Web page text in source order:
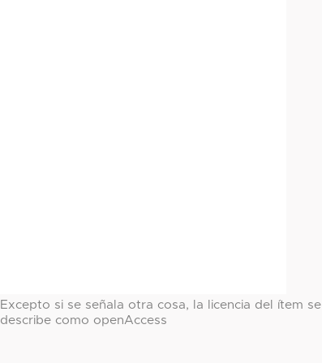
Excepto si se señala otra cosa, la licencia del ítem se
describe como openAccess